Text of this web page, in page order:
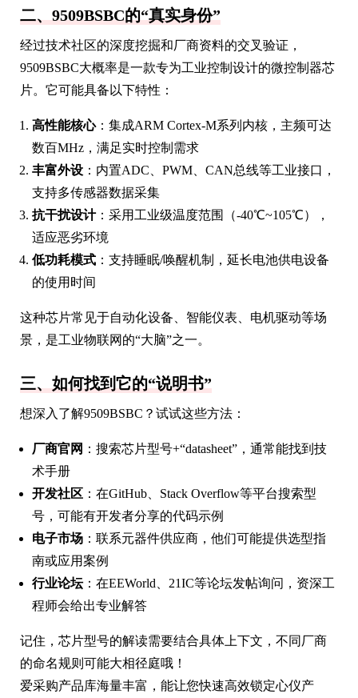
二、9509BSBC的“真实身份”
经过技术社区的深度挖掘和厂商资料的交叉验证，
9509BSBC大概率是一款专为工业控制设计的微控制器芯
片。它可能具备以下特性：
高性能核心：集成ARM Cortex-M系列内核，主频可达
数百MHz，满足实时控制需求
丰富外设 ：内置ADC、PWM、CAN总线等工业接口，
支持多传感器数据采集
抗干扰设计：采用工业级温度范围（-40℃~105℃），
适应恶劣环境
低功耗模式 ：支持睡眠/唤醒机制，延长电池供电设备
的使用时间
这种芯片常见于自动化设备、智能仪表、电机驱动等场
景，是工业物联网的“大脑”之一。
三、如何找到它的“说明书”
想深入了解9509BSBC？试试这些方法：
厂商官网 ：搜索芯片型号+“datasheet”，通常能找到技
术手册
开发社区 ：在GitHub、Stack Overflow等平台搜索型
号，可能有开发者分享的代码示例
电子市场 ：联系元器件供应商，他们可能提供选型指
南或应用案例
行业论坛：在EEWorld、21IC等论坛发帖询问，资深工
程师会给出专业解答
记住，芯片型号的解读需要结合具体上下文，不同厂商
的命名规则可能大相径庭哦！
爱采购产品库海量丰富，能让您快速高效锁定心仪产